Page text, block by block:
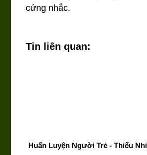
cứng nhắc.
Tin liên quan:
Huấn Luyện Người Trẻ - Thiếu